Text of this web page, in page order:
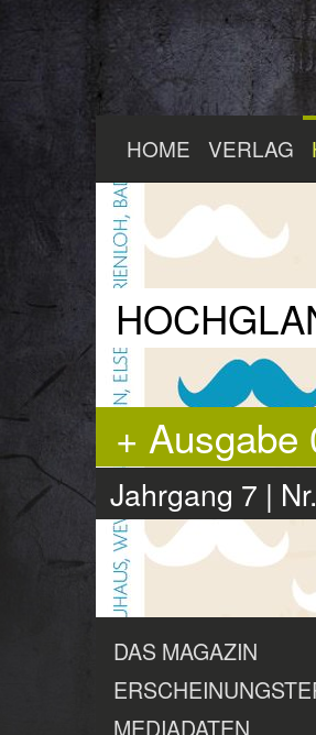
Hauptinhalt
HOME VERLAG
+ Ausgabe
Jahrgang 7 |
DAS MAGAZIN
MEDIADATEN